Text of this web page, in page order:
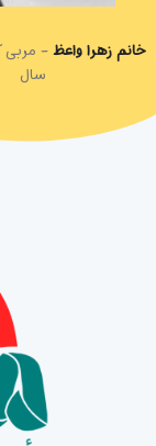
خانم زهرا واعظ
سال